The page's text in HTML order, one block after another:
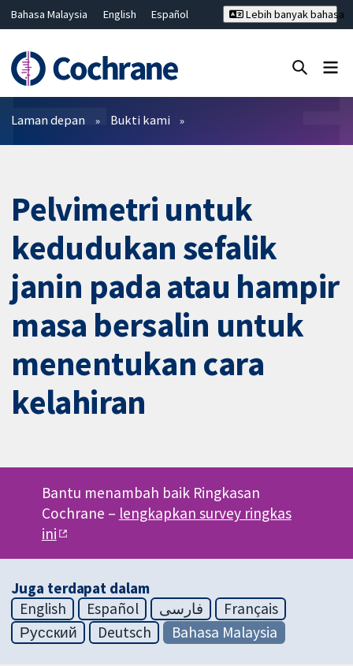
Bahasa Malaysia English
Español
Hrvatski
Deutsch ไทย
繁體中文
简体中文
Lebih banyak bahasa
Penapis
Laman depan Bukti kami
Pelvimetri untuk
kedudukan sefalik
janin pada atau hampir
masa bersalin untuk
menentukan cara
kelahiran
Bantu menambah baik Ringkasan
Cochrane – lengkapkan survey ringkas
ini
Juga terdapat dalam
English
Español فارسی
Français
Русский
Deutsch Bahasa Malaysia